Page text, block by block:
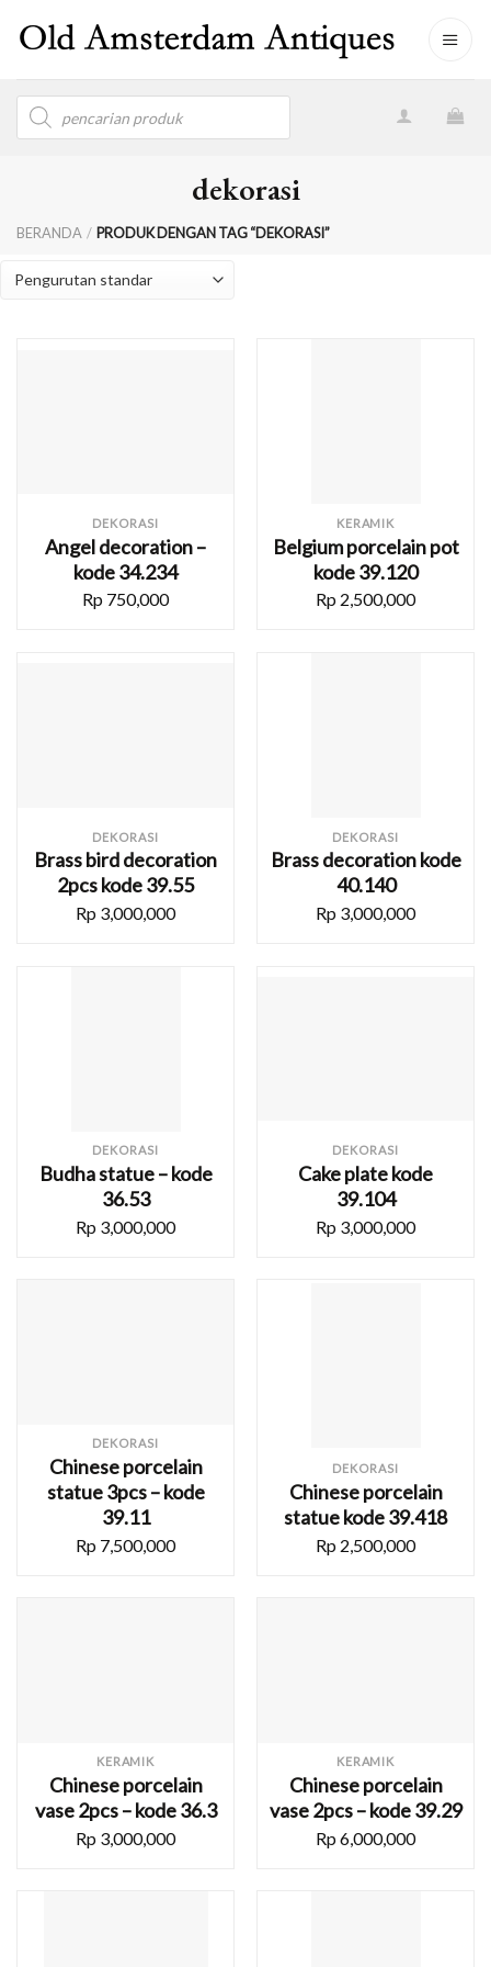
Products
search
dekorasi
BERANDA / PRODUK DENGAN TAG “DEKORASI”
DEKORASI
Angel decoration –
kode 34.234
Rp 750,000
KERAMIK
Belgium porcelain pot
kode 39.120
Rp 2,500,000
DEKORASI
Brass bird decoration
2pcs kode 39.55
Rp 3,000,000
DEKORASI
Brass decoration kode
40.140
Rp 3,000,000
DEKORASI
Budha statue – kode
36.53
Rp 3,000,000
DEKORASI
Cake plate kode
39.104
Rp 3,000,000
DEKORASI
Chinese porcelain
statue 3pcs – kode
39.11
Rp 7,500,000
DEKORASI
Chinese porcelain
statue kode 39.418
Rp 2,500,000
KERAMIK
Chinese porcelain
vase 2pcs – kode 36.3
Rp 3,000,000
KERAMIK
Chinese porcelain
vase 2pcs – kode 39.29
Rp 6,000,000